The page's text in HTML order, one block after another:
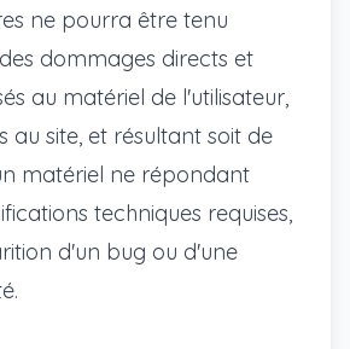
ne pourra être tenu
dommages directs et
au matériel de l'utilisateur,
au site, et résultant soit de
matériel ne répondant
techniques requises,
d'un bug ou d'une